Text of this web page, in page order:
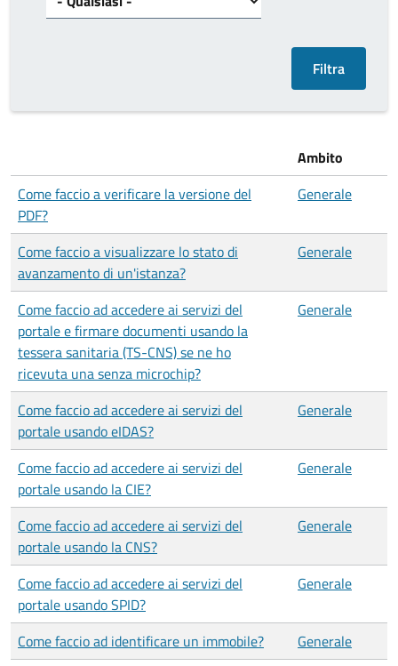
Ambito
Come faccio a verificare la versione del
PDF?
Generale
Come faccio a visualizzare lo stato di
avanzamento di un'istanza?
Generale
Come faccio ad accedere ai servizi del
portale e firmare documenti usando la
tessera sanitaria (TS-CNS) se ne ho
ricevuta una senza microchip?
Generale
Come faccio ad accedere ai servizi del
portale usando eIDAS?
Generale
Come faccio ad accedere ai servizi del
portale usando la CIE?
Generale
Come faccio ad accedere ai servizi del
portale usando la CNS?
Generale
Come faccio ad accedere ai servizi del
portale usando SPID?
Generale
Come faccio ad identificare un immobile?
Generale